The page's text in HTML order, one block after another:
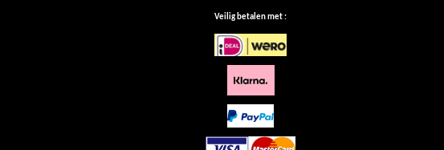
Veilig betalen met :